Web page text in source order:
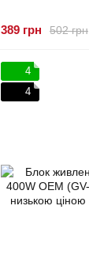
502 грн
389 грн
4
4